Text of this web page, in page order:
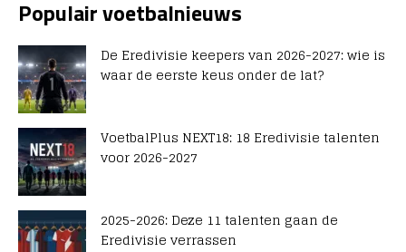
Populair voetbalnieuws
De Eredivisie keepers van 2026-2027: wie is
waar de eerste keus onder de lat?
VoetbalPlus NEXT18: 18 Eredivisie talenten
voor 2026-2027
2025-2026: Deze 11 talenten gaan de
Eredivisie verrassen